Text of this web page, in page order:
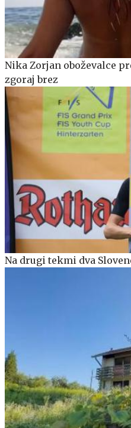
Nika Zorjan oboževalce
zgoraj brez
Na drugi tekmi dva